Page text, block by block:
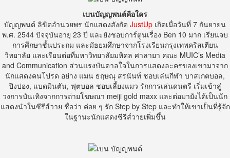
เบนบัญญพนต์คือใคร
บัญญพนต์ ลิขิตอำนวยพร นักแสดงสังกัด JustUp เกิดเมื่อวันที่ 7 กันยายน
พ.ศ. 2544 ปัจจุบันอายุ 23 ปี และยังชอบการ์ตูนเรื่อง Ben 10 มาก เรียนจบ
การศึกษาชั้นประถม และมัธยมศึกษาจากโรงเรียนกรุงเทพคริสเตียน
วิทยาลัย และเรียนต่อที่มหาวิทยาลัยมหิดล ศาลายา คณะ MUIC’s Media
and Communication ส่วนแรงบันดาลใจในการแสดงละครของเขามาจาก
นักแสดงคนโปรด อย่าง แมน ธฤษณุ สรนันท์ ชอบเล่นกีฬา บาสเกตบอล,
ปิงปอง, แบดมินตัน, ฟุตบอล ชอบเลี้ยงแมว รักการเล่นดนตรี เริ่มเข้าสู่
วงการบันเทิงจากการถ่ายโฆษณา meiji gold maxx และต่อมายังได้เป็นนัก
แสดงนำในซีรีส์วาย ชื่อว่า ค่อย ๆ รัก Step by Step และทำให้เขาเป็นที่รู้จัก
ในฐานะนักแสดงซีรีส์วายเพิ่มขึ้น